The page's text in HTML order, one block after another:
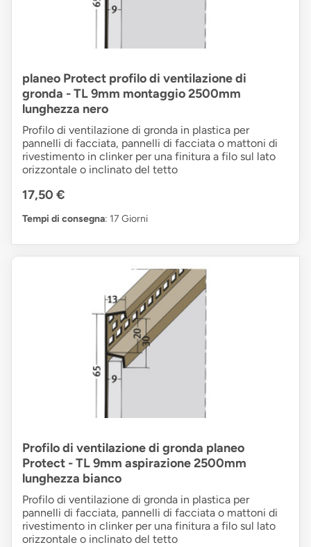
planeo Protect profilo di ventilazione di
gronda - TL 9mm montaggio 2500mm
lunghezza nero
Profilo di ventilazione di gronda in plastica per
pannelli di facciata, pannelli di facciata o mattoni di
rivestimento in clinker per una finitura a filo sul lato
orizzontale o inclinato del tetto
17,50 €
Tempi di consegna: 17 Giorni
Profilo di ventilazione di gronda planeo
Protect - TL 9mm aspirazione 2500mm
lunghezza bianco
Profilo di ventilazione di gronda in plastica per
pannelli di facciata, pannelli di facciata o mattoni di
rivestimento in clinker per una finitura a filo sul lato
orizzontale o inclinato del tetto